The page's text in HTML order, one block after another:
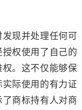
现并处理任何可
权使用了自己的
。这不仅能够保
际使用的有力证
商标持有人对商